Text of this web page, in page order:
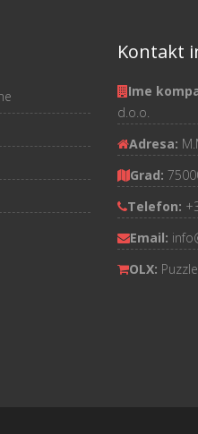
Kontakt
Ime
d.o.o.
Adresa:
Grad:
Telefon:
Email:
OLX: